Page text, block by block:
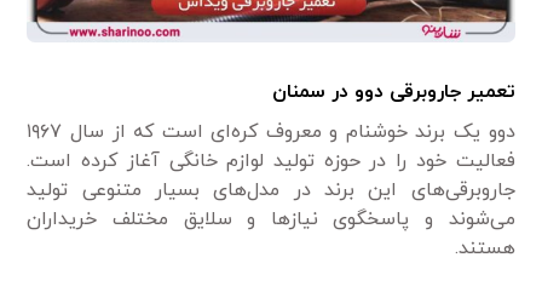
تعمیر جاروبرقی دوو در سمنان
دوو یک برند خوشنام و معروف کره‌ای است که از سال ۱۹۶۷
فعالیت خود را در حوزه تولید لوازم خانگی آغاز کرده است.
جاروبرقی‌های این برند در مدل‌های بسیار متنوعی تولید
می‌شوند و پاسخگوی نیاز‌ها و سلایق مختلف خریداران
هستند.